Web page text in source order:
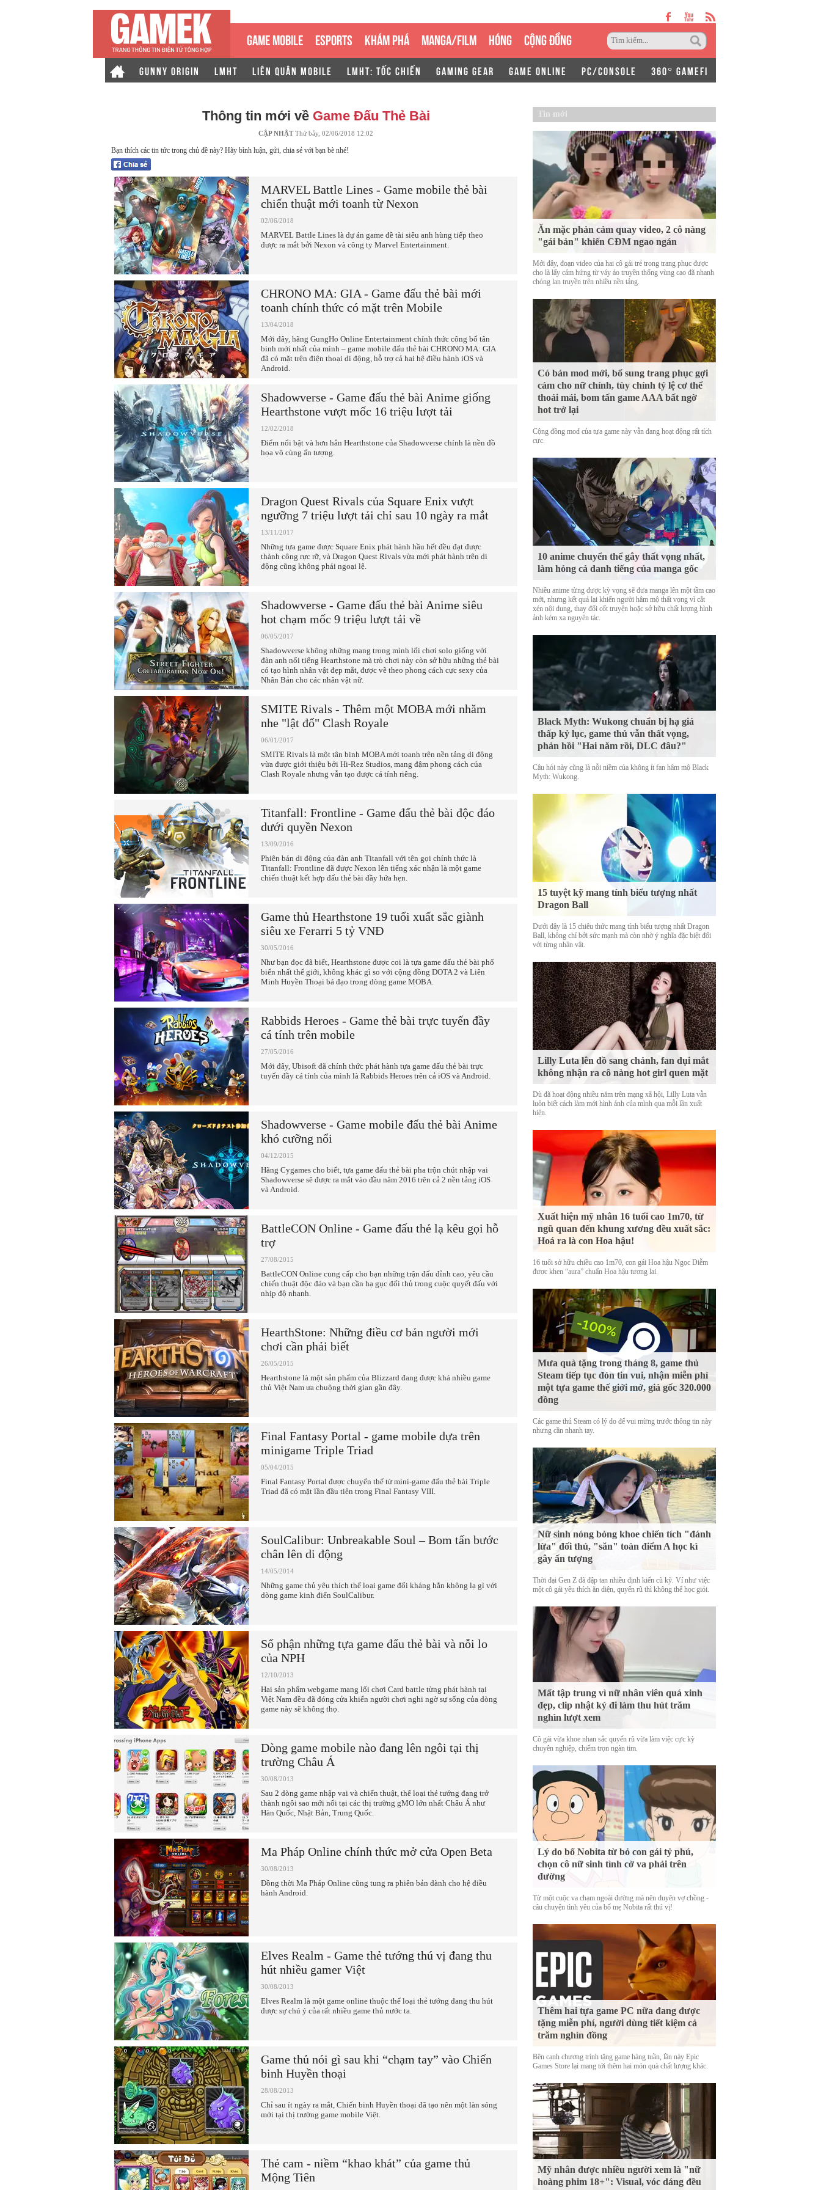
GAME MOBILE ESPORTS KHÁM PHÁ MANGA/FILM HÓNG CỘNG ĐỒNG
GUNNY ORIGIN LMHT LIÊN QUÂN MOBILE LMHT: TỐC CHIẾN GAMING GEAR GAME ONLINE PC/CONSOLE 360° GAMEFI
Thông tin mới về Game Đấu Thẻ Bài
CẬP NHẬTThứ bảy, 02/06/2018 12:02
Bạn thích các tin tức trong chủ đề này? Hãy bình luận, gửi, chia sẻ với bạn bè nhé!
MARVEL Battle Lines - Game mobile thẻ bài
chiến thuật mới toanh từ Nexon
02/06/2018
MARVEL Battle Lines là dự án game đề tài siêu anh hùng tiếp theo
được ra mắt bởi Nexon và công ty Marvel Entertainment.
CHRONO MA: GIA - Game đấu thẻ bài mới
toanh chính thức có mặt trên Mobile
13/04/2018
Mới đây, hãng GungHo Online Entertainment chính thức công bố tân
binh mới nhất của mình – game mobile đấu thẻ bài CHRONO MA: GIA
đã có mặt trên điện thoại di động, hỗ trợ cả hai hệ điều hành iOS và
Android.
Shadowverse - Game đấu thẻ bài Anime giống
Hearthstone vượt mốc 16 triệu lượt tải
12/02/2018
Điểm nổi bật và hơn hẳn Hearthstone của Shadowverse chính là nền đồ
họa vô cùng ấn tượng.
Dragon Quest Rivals của Square Enix vượt
ngưỡng 7 triệu lượt tải chỉ sau 10 ngày ra mắt
13/11/2017
Những tựa game được Square Enix phát hành hầu hết đều đạt được
thành công rực rỡ, và Dragon Quest Rivals vừa mới phát hành trên di
động cũng không phải ngoại lệ.
Shadowverse - Game đấu thẻ bài Anime siêu
hot chạm mốc 9 triệu lượt tải về
06/05/2017
Shadowverse không những mang trong mình lối chơi solo giống với
đàn anh nổi tiếng Hearthstone mà trò chơi này còn sở hữu những thẻ bài
có tạo hình nhân vật đẹp mắt, được vẽ theo phong cách cực sexy của
Nhân Bản cho các nhân vật nữ.
SMITE Rivals - Thêm một MOBA mới nhăm
nhe "lật đổ" Clash Royale
06/01/2017
SMITE Rivals là một tân binh MOBA mới toanh trên nền tảng di động
vừa được giới thiệu bởi Hi-Rez Studios, mang đậm phong cách của
Clash Royale nhưng vẫn tạo được cá tính riêng.
Titanfall: Frontline - Game đấu thẻ bài độc đáo
dưới quyền Nexon
13/09/2016
Phiên bản di động của đàn anh Titanfall với tên gọi chính thức là
Titanfall: Frontline đã được Nexon lên tiếng xác nhận là một game
chiến thuật kết hợp đấu thẻ bài đầy hứa hẹn.
Game thủ Hearthstone 19 tuổi xuất sắc giành
siêu xe Ferarri 5 tỷ VNĐ
30/05/2016
Như bạn đọc đã biết, Hearthstone được coi là tựa game đấu thẻ bài phổ
biến nhất thế giới, không khác gì so với cộng đồng DOTA 2 và Liên
Minh Huyền Thoại bá đạo trong dòng game MOBA.
Rabbids Heroes - Game thẻ bài trực tuyến đầy
cá tính trên mobile
27/05/2016
Mới đây, Ubisoft đã chính thức phát hành tựa game đấu thẻ bài trực
tuyến đầy cá tính của mình là Rabbids Heroes trên cả iOS và Android.
Shadowverse - Game mobile đấu thẻ bài Anime
khó cưỡng nổi
04/12/2015
Hãng Cygames cho biết, tựa game đấu thẻ bài pha trộn chút nhập vai
Shadowverse sẽ được ra mắt vào đầu năm 2016 trên cả 2 nền tảng iOS
và Android.
BattleCON Online - Game đấu thẻ lạ kêu gọi hỗ
trợ
27/08/2015
BattleCON Online cung cấp cho bạn những trận đấu đỉnh cao, yêu cầu
chiến thuật độc đáo và bạn cần hạ gục đối thủ trong cuộc quyết đấu với
nhịp độ nhanh.
HearthStone: Những điều cơ bản người mới
chơi cần phải biết
26/05/2015
Hearthstone là một sản phẩm của Blizzard đang được khá nhiều game
thủ Việt Nam ưa chuộng thời gian gần đây.
Final Fantasy Portal - game mobile dựa trên
minigame Triple Triad
05/04/2015
Final Fantasy Portal được chuyển thể từ mini-game đấu thẻ bài Triple
Triad đã có mặt lần đầu tiên trong Final Fantasy VIII.
SoulCalibur: Unbreakable Soul – Bom tấn bước
chân lên di động
14/05/2014
Những game thủ yêu thích thể loại game đối kháng hẳn không lạ gì với
dòng game kinh điển SoulCalibur.
Số phận những tựa game đấu thẻ bài và nỗi lo
của NPH
12/10/2013
Hai sản phẩm webgame mang lối chơi Card battle từng phát hành tại
Việt Nam đều đã đóng cửa khiến người chơi nghi ngờ sự sống của dòng
game này sẽ không thọ.
Dòng game mobile nào đang lên ngôi tại thị
trường Châu Á
30/08/2013
Sau 2 dòng game nhập vai và chiến thuật, thể loại thẻ tướng đang trở
thành ngôi sao mới nổi tại các thị trường gMO lớn nhất Châu Á như
Hàn Quốc, Nhật Bản, Trung Quốc.
Ma Pháp Online chính thức mở cửa Open Beta
30/08/2013
Đồng thời Ma Pháp Online cũng tung ra phiên bản dành cho hệ điều
hành Android.
Elves Realm - Game thẻ tướng thú vị đang thu
hút nhiều gamer Việt
30/08/2013
Elves Realm là một game online thuộc thể loại thẻ tướng đang thu hút
được sự chú ý của rất nhiều game thủ nước ta.
Game thủ nói gì sau khi “chạm tay” vào Chiến
binh Huyền thoại
28/08/2013
Chỉ sau ít ngày ra mắt, Chiến binh Huyền thoại đã tạo nên một làn sóng
mới tại thị trường game mobile Việt.
Thẻ cam - niềm “khao khát” của game thủ
Mộng Tiên
Tin mới
Ăn mặc phản cảm quay video, 2 cô nàng
"gái bản" khiến CĐM ngao ngán
Mới đây, đoạn video của hai cô gái trẻ trong trang phục được
cho là lấy cảm hứng từ váy áo truyền thống vùng cao đã nhanh
chóng lan truyền trên nhiều nền tảng.
Có bản mod mới, bổ sung trang phục gợi
cảm cho nữ chính, tùy chỉnh tỷ lệ cơ thể
thoải mái, bom tấn game AAA bất ngờ
hot trở lại
Cộng đồng mod của tựa game này vẫn đang hoạt động rất tích
cực.
10 anime chuyển thể gây thất vọng nhất,
làm hỏng cả danh tiếng của manga gốc
Nhiều anime từng được kỳ vọng sẽ đưa manga lên một tầm cao
mới, nhưng kết quả lại khiến người hâm mộ thất vọng vì cắt
xén nội dung, thay đổi cốt truyện hoặc sở hữu chất lượng hình
ảnh kém xa nguyên tác.
Black Myth: Wukong chuẩn bị hạ giá
thấp kỷ lục, game thủ vẫn thất vọng,
phản hồi "Hai năm rồi, DLC đâu?"
Câu hỏi này cũng là nỗi niềm của không ít fan hâm mộ Black
Myth: Wukong.
15 tuyệt kỹ mang tính biểu tượng nhất
Dragon Ball
Dưới đây là 15 chiêu thức mang tính biểu tượng nhất Dragon
Ball, không chỉ bởi sức mạnh mà còn nhờ ý nghĩa đặc biệt đối
với từng nhân vật.
Lilly Luta lên đồ sang chảnh, fan dụi mắt
không nhận ra cô nàng hot girl quen mặt
Dù đã hoạt động nhiều năm trên mạng xã hội, Lilly Luta vẫn
luôn biết cách làm mới hình ảnh của mình qua mỗi lần xuất
hiện.
Xuất hiện mỹ nhân 16 tuổi cao 1m70, từ
ngũ quan đến khung xương đều xuất sắc:
Hoá ra là con Hoa hậu!
16 tuổi sở hữu chiều cao 1m70, con gái Hoa hậu Ngọc Diễm
được khen “aura” chuẩn Hoa hậu tương lai.
Mưa quà tặng trong tháng 8, game thủ
Steam tiếp tục đón tin vui, nhận miễn phí
một tựa game thế giới mở, giá gốc 320.000
đồng
Các game thủ Steam có lý do để vui mừng trước thông tin này
nhưng cần nhanh tay.
Nữ sinh nóng bỏng khoe chiến tích "đánh
lừa" đối thủ, "săn" toàn điểm A học kì
gây ấn tượng
Thời đại Gen Z đã đập tan nhiều định kiến cũ kỹ. Ví như việc
một cô gái yêu thích ăn diện, quyến rũ thì không thể học giỏi.
Mất tập trung vì nữ nhân viên quá xinh
đẹp, clip nhật ký đi làm thu hút trăm
nghìn lượt xem
Cô gái vừa khoe nhan sắc quyến rũ vừa làm việc cực kỳ
chuyên nghiệp, chiếm trọn ngàn tim.
Lý do bố Nobita từ bỏ con gái tỷ phú,
chọn cô nữ sinh tình cờ va phải trên
đường
Từ một cuộc va chạm ngoài đường mà nên duyên vợ chồng -
câu chuyện tình yêu của bố mẹ Nobita rất thú vị!
Thêm hai tựa game PC nữa đang được
tặng miễn phí, người dùng tiết kiệm cả
trăm nghìn đồng
Bên cạnh chương trình tặng game hàng tuần, lần này Epic
Games Store lại mang tới thêm hai món quà chất lượng khác.
Mỹ nhân được nhiều người xem là "nữ
hoàng phim 18+": Visual, vóc dáng đều